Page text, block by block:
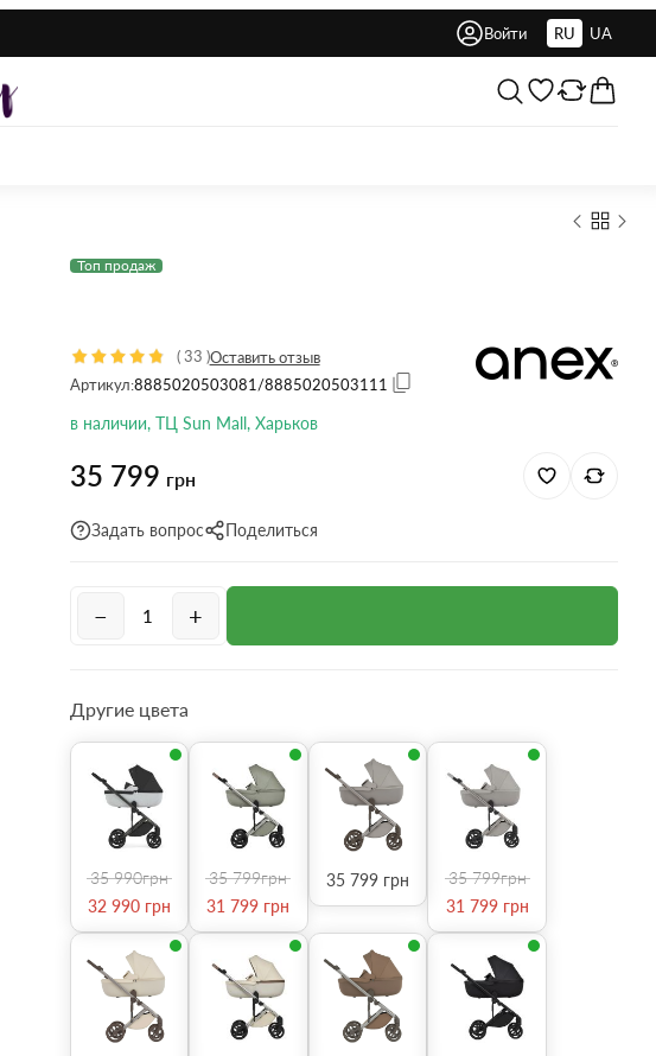
Войти RU UA
Топ продаж
(33 )Оставить отзыв
Артикул:8885020503081/8885020503111
в наличии, ТЦ Sun Mall, Харьков
35 799 грн
Задать вопрос Поделиться
− +
Другие цвета
35 990грн
32 990 грн
35 799грн
31 799 грн
35 799 грн 35 799грн
31 799 грн